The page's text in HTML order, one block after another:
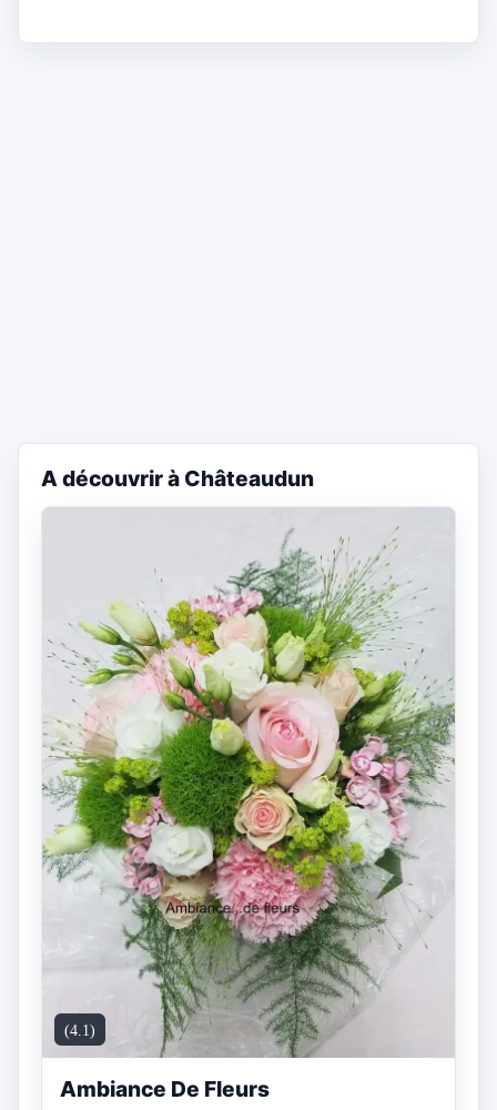
A découvrir à Châteaudun
(4.1)
Ambiance De Fleurs